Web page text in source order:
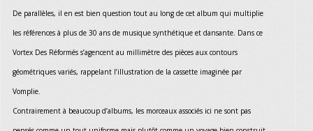
De parallèles, il en est bien question tout au long de cet album qui multiplie
les références à plus de 30 ans de musique synthétique et dansante. Dans ce
Vortex Des Réformés s’agencent au millimètre des pièces aux contours
géométriques variés, rappelant l’illustration de la cassette imaginée par
Vomplie.
Contrairement à beaucoup d’albums, les morceaux associés ici ne sont pas